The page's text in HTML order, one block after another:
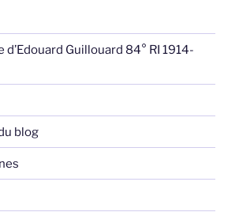
Guillouard 84° RI 1914-
blog